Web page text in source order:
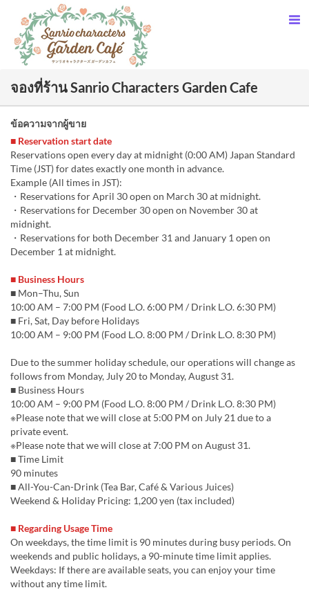
จองที่ร้าน Sanrio Characters Garden Cafe
ข้อความจากผู้ขาย
■ Reservation start date
Reservations open every day at midnight (0:00 AM) Japan Standard
Time (JST) for dates exactly one month in advance.
Example (All times in JST):
・Reservations for April 30 open on March 30 at midnight.
・Reservations for December 30 open on November 30 at
midnight.
・Reservations for both December 31 and January 1 open on
December 1 at midnight.
■ Business Hours
■ Mon–Thu, Sun
10:00 AM – 7:00 PM (Food L.O. 6:00 PM / Drink L.O. 6:30 PM)
■ Fri, Sat, Day before Holidays
10:00 AM – 9:00 PM (Food L.O. 8:00 PM / Drink L.O. 8:30 PM)
Due to the summer holiday schedule, our operations will change as
follows from Monday, July 20 to Monday, August 31.
■ Business Hours
10:00 AM – 9:00 PM (Food L.O. 8:00 PM / Drink L.O. 8:30 PM)
※Please note that we will close at 5:00 PM on July 21 due to a
private event.
※Please note that we will close at 7:00 PM on August 31.
■ Time Limit
90 minutes
■ All-You-Can-Drink (Tea Bar, Café & Various Juices)
Weekend & Holiday Pricing: 1,200 yen (tax included)
■ Regarding Usage Time
On weekdays, the time limit is 90 minutes during busy periods. On
weekends and public holidays, a 90-minute time limit applies.
Weekdays: If there are available seats, you can enjoy your time
without any time limit.